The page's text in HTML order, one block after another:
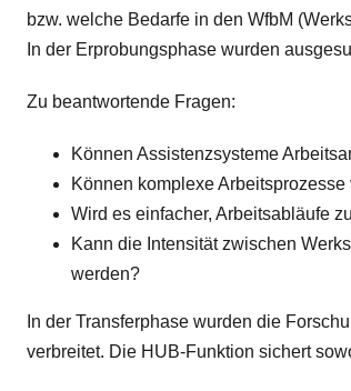
bzw. welche Bedarfe in den WfbM
In der Erprobungsphase wurden
Zu beantwortende Fragen:
Können Assistenzsysteme
Können komplexe
Wird es einfacher, Arbeitsabläufe
Kann die Intensität zwischen
werden?
In der Transferphase wurden die
verbreitet. Die HUB-Funktion sichert